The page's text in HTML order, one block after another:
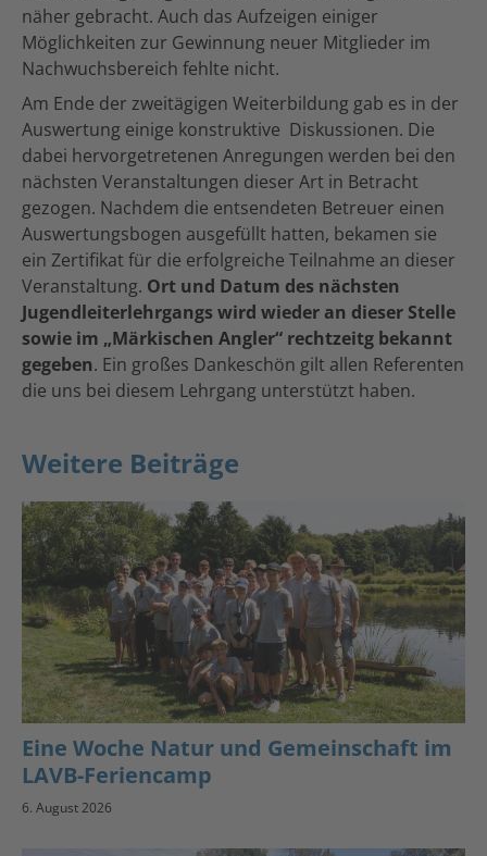
näher gebracht. Auch das Aufzeigen einiger
Möglichkeiten zur Gewinnung neuer Mitglieder im
Nachwuchsbereich fehlte nicht.
Am Ende der zweitägigen Weiterbildung gab es in der
Auswertung einige konstruktive Diskussionen. Die
dabei hervorgetretenen Anregungen werden bei den
nächsten Veranstaltungen dieser Art in Betracht
gezogen. Nachdem die entsendeten Betreuer einen
Auswertungsbogen ausgefüllt hatten, bekamen sie
ein Zertifikat für die erfolgreiche Teilnahme an dieser
Veranstaltung. Ort und Datum des nächsten
Jugendleiterlehrgangs wird wieder an dieser Stelle
sowie im „Märkischen Angler“ rechtzeitg bekannt
gegeben. Ein großes Dankeschön gilt allen Referenten
die uns bei diesem Lehrgang unterstützt haben.
Weitere Beiträge
Eine Woche Natur und Gemeinschaft im
LAVB-Feriencamp
6. August 2026